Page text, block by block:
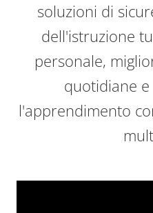
soluzioni di
dell'istruzione
personale,
quotidiane
l'apprendimento